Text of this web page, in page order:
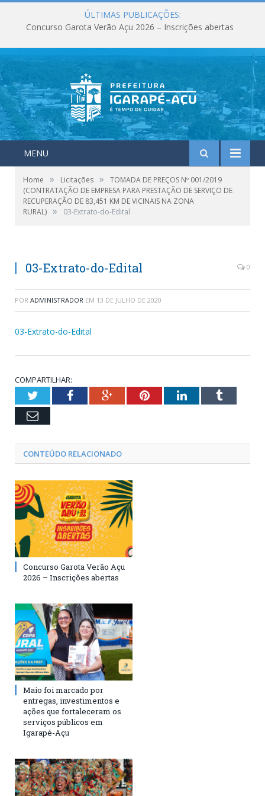
ÚLTIMAS PUBLICAÇÕES:
Concurso Garota Verão Açu 2026 – Inscrições abertas
MENU
Home » Licitações »
TOMADA DE PREÇOS Nº 001/2019
(CONTRATAÇÃO DE EMPRESA PARA PRESTAÇÃO DE SERVIÇO DE
RECUPERAÇÃO DE 83,451 KM DE VICINAIS NA ZONA
RURAL) » 03-Extrato-do-Edital
03-Extrato-do-Edital 0
POR ADMINISTRADOR EM 13 DE JULHO DE 2020
03-Extrato-do-Edital
COMPARTILHAR:
TwitterFacebookGoogle+PinterestLinkedInTumblr
Email
CONTEÚDO RELACIONADO
Concurso Garota Verão Açu
2026 – Inscrições abertas
Maio foi marcado por
entregas, investimentos e
ações que fortaleceram os
serviços públicos em
Igarapé-Açu